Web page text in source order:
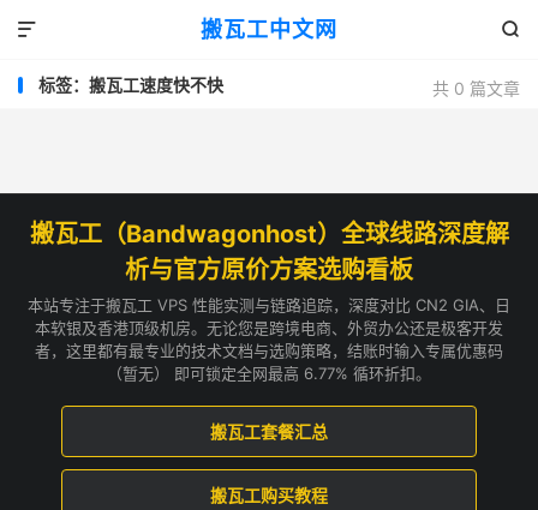
搬瓦工中文网 

共 0 篇文章
标签：搬瓦工速度快不快
搬瓦工（Bandwagonhost）全球线路深度解
析与官方原价方案选购看板
本站专注于搬瓦工 VPS 性能实测与链路追踪，深度对比 CN2 GIA、日
本软银及香港顶级机房。无论您是跨境电商、外贸办公还是极客开发
者，这里都有最专业的技术文档与选购策略，结账时输入专属优惠码
（暂无） 即可锁定全网最高 6.77% 循环折扣。
搬瓦工套餐汇总
搬瓦工购买教程